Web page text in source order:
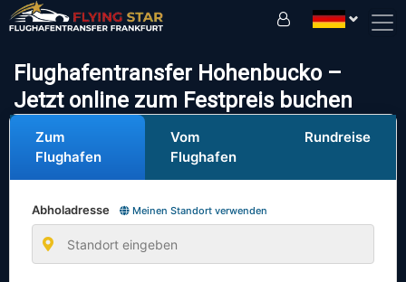
Flughafentransfer Hohenbucko –
Jetzt online zum Festpreis buchen
Zum
Flughafen
Vom
Flughafen
Rundreise
Abholadresse Meinen Standort verwenden